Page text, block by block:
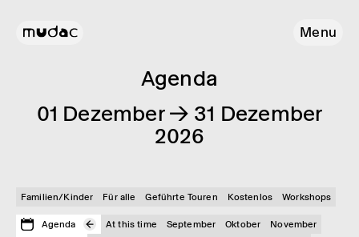
Menu
Agenda
01 Dezember → 31 Dezember
2026
Familien/Kinder Für alle Geführte Touren Kostenlos Workshops
Agenda At this time September Oktober
November